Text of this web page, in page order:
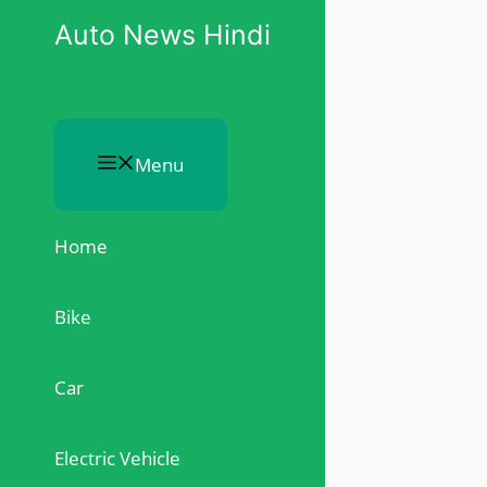
Auto News Hindi
Menu
Home
Bike
Car
Electric Vehicle